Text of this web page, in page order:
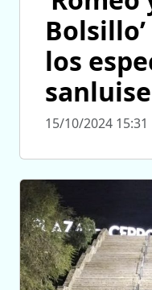
los
15/10/2024 15:31